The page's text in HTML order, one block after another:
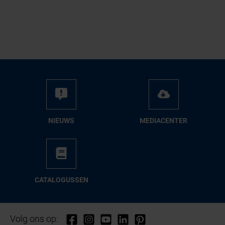
NIEUWS ME­DIA­CEN­TER
CA­TA­LO­GUS­SEN
Volg ons op: